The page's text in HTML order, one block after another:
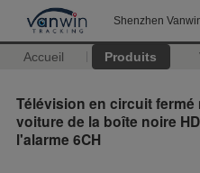
Shenzhen
Accueil Produits
Télévision en circuit
voiture de la boîte noire
l'alarme 6CH